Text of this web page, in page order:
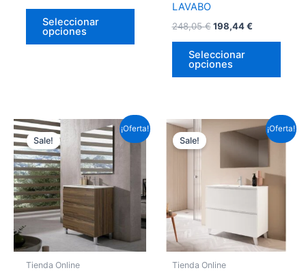
Seleccionar
opciones
producto
LAVABO
248,05€ 198,44€
Seleccionar
opciones
¡Oferta!
Sale!
Tienda Online
Este
producto
múltiples
variantes.
Las
opciones
se
¡Oferta!
Sale!
Tienda Online
Este
se